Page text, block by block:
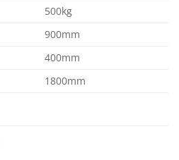
500kg
900mm
400mm
1800mm